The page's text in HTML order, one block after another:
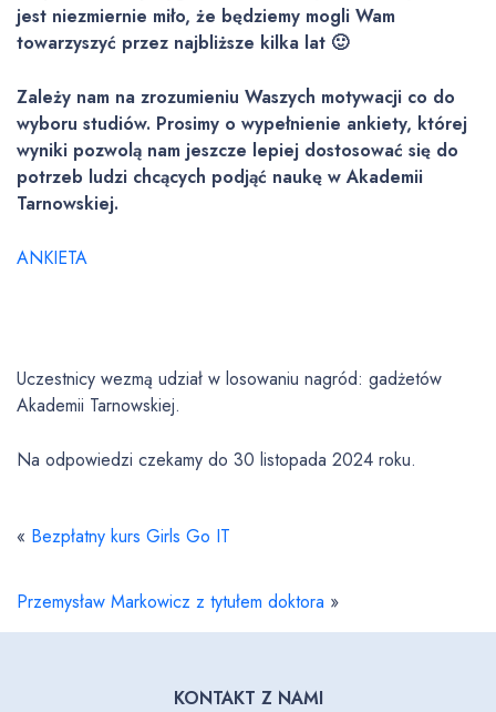
jest niezmiernie miło, że będziemy mogli Wam
towarzyszyć przez najbliższe kilka lat 🙂
Zależy nam na zrozumieniu Waszych motywacji co do
wyboru studiów. Prosimy o wypełnienie ankiety, której
wyniki pozwolą nam jeszcze lepiej dostosować się do
potrzeb ludzi chcących podjąć naukę w Akademii
Tarnowskiej.
ANKIETA
Uczestnicy wezmą udział w losowaniu nagród: gadżetów
Akademii Tarnowskiej.
Na odpowiedzi czekamy do 30 listopada 2024 roku.
« Bezpłatny kurs Girls Go IT
Przemysław Markowicz z tytułem doktora »
KONTAKT Z NAMI